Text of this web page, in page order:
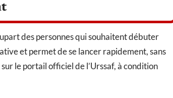
des personnes qui souhaitent débuter
et permet de se lancer rapidement, sans
le portail officiel de l’Urssaf, à condition